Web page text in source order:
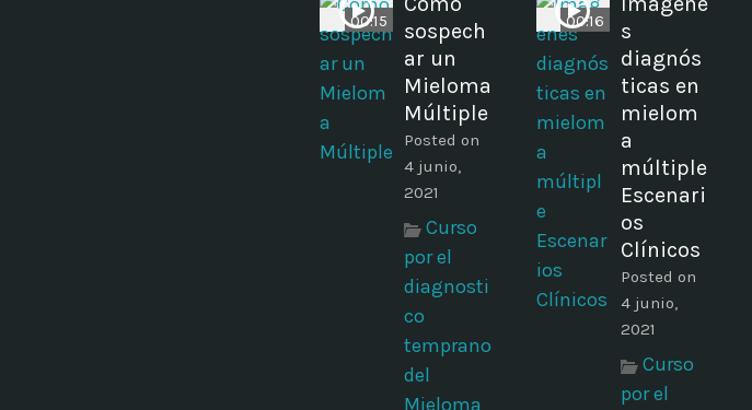
00:15
sospech
ar un
Mieloma
Múltiple
Posted on
4 junio,
2021
Curso
por el
diagnosti
co
temprano
del
Mieloma
00:16
s
diagnós
ticas en
mielom
a
múltiple
Escenari
os
Clínicos
Posted on
4 junio,
2021
Curso
por el